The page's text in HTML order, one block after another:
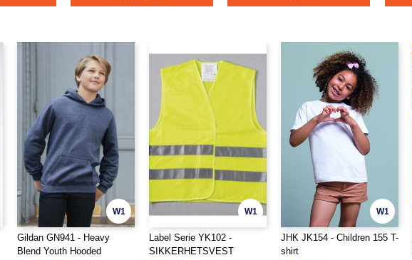
W1
Gildan GN941 - Heavy
Blend Youth Hooded
W1
Label Serie YK102 -
SIKKERHETSVEST
W1
JHK JK154 - Children 155 T-
shirt